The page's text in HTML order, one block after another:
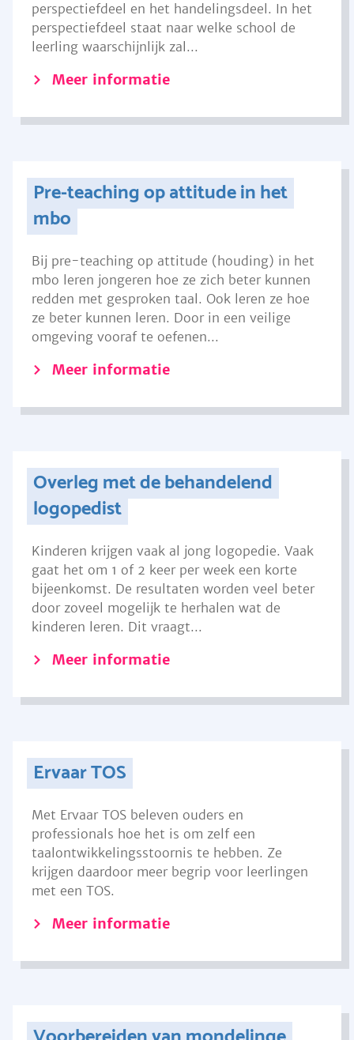
perspectiefdeel en het handelingsdeel. In het
perspectiefdeel staat naar welke school de
leerling waarschijnlijk zal...
Meer informatie
Pre-teaching op attitude in het
mbo
Bij pre-teaching op attitude (houding) in het
mbo leren jongeren hoe ze zich beter kunnen
redden met gesproken taal. Ook leren ze hoe
ze beter kunnen leren. Door in een veilige
omgeving vooraf te oefenen...
Meer informatie
Overleg met de behandelend
logopedist
Kinderen krijgen vaak al jong logopedie. Vaak
gaat het om 1 of 2 keer per week een korte
bijeenkomst. De resultaten worden veel beter
door zoveel mogelijk te herhalen wat de
kinderen leren. Dit vraagt...
Meer informatie
Ervaar TOS
Met Ervaar TOS beleven ouders en
professionals hoe het is om zelf een
taalontwikkelingsstoornis te hebben. Ze
krijgen daardoor meer begrip voor leerlingen
met een TOS.
Meer informatie